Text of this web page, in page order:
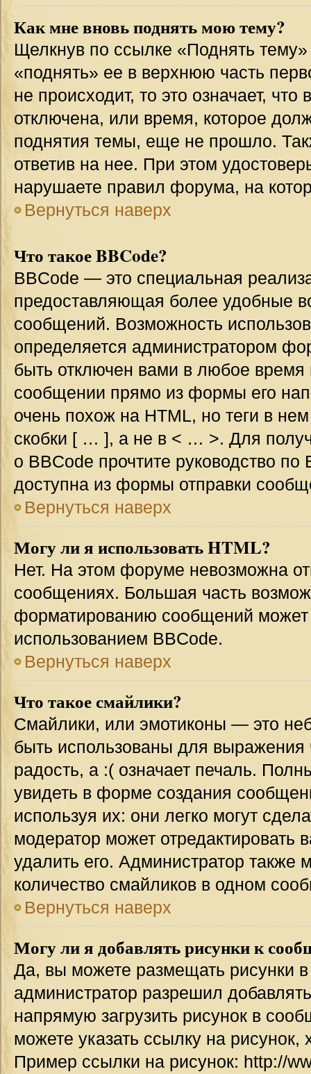
Как мне вновь поднять мою тему?
Щелкнув по ссылке «Поднять
«поднять» ее в верхнюю часть
не происходит, то это означает,
отключена, или время, которое
поднятия темы, еще не прошло.
ответив на нее. При этом
нарушаете правил форума, на
Вернуться наверх
Что такое BBCode?
BBCode — это специальная
предоставляющая более удобные
сообщений. Возможность
определяется администратором
быть отключен вами в любое
сообщении прямо из формы его
очень похож на HTML, но теги в
скобки [ … ], а не в < … >. Для
о BBCode прочтите руководство
доступна из формы отправки
Вернуться наверх
Могу ли я использовать HTML?
Нет. На этом форуме невозможна
сообщениях. Большая часть
форматированию сообщений может
использованием BBCode.
Вернуться наверх
Что такое смайлики?
Смайлики, или эмотиконы — это
быть использованы для выражения
радость, а :( означает печаль.
увидеть в форме создания
используя их: они легко могут
модератор может
удалить его. Администратор также
количество смайликов в одном
Вернуться наверх
Могу ли я добавлять рисунки к
Да, вы можете размещать рисунки
администратор разрешил
напрямую загрузить рисунок в
можете указать ссылку на
Пример ссылки на рисунок: http://